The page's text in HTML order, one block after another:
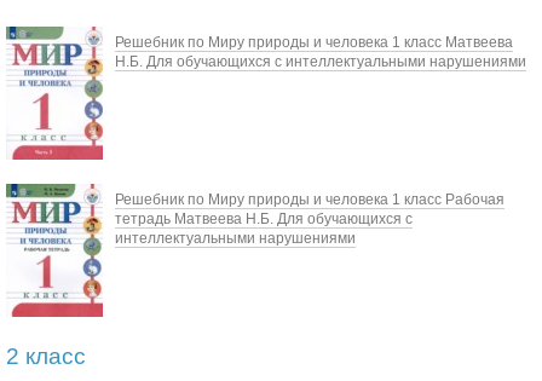
Решебник по Миру природы и человека 1 класс Матвеева
Н.Б. Для обучающихся с интеллектуальными нарушениями
Решебник по Миру природы и человека 1 класс Рабочая
тетрадь Матвеева Н.Б. Для обучающихся с
интеллектуальными нарушениями
2 класс